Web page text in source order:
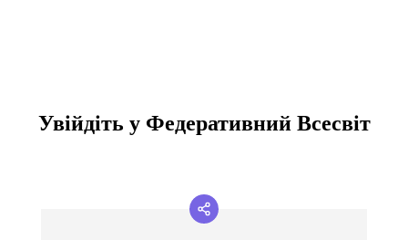
Увійдіть у Федеративний Всесвіт